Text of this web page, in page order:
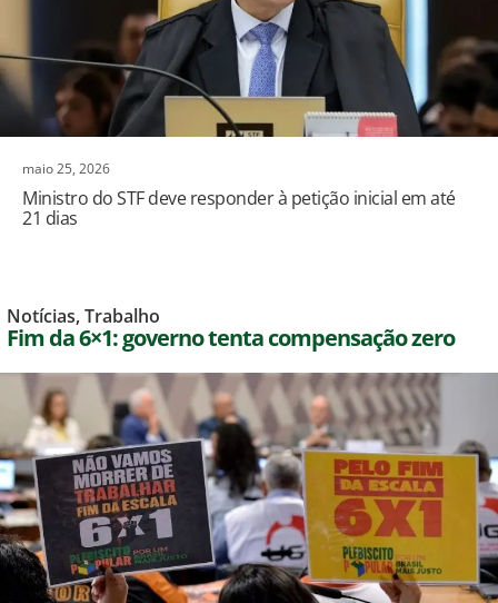
maio 25, 2026
Ministro do STF deve responder à petição inicial em até
21 dias
Notícias,Trabalho
Fim da 6×1: governo tenta compensação zero